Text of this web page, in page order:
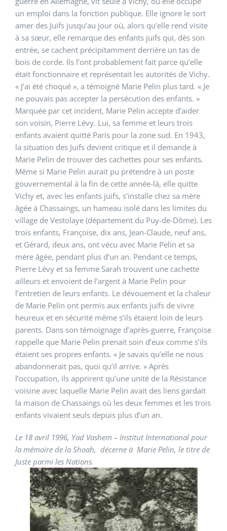
un emploi dans la fonction publique. Elle ignore le sort
amer des Juifs jusqu’au jour où, alors qu’elle rend visite
à sa sœur, elle remarque des enfants juifs qui, dès son
entrée, se cachent précipitamment derrière un tas de
bois de corde. Ils l’ont probablement fait parce qu’elle
était fonctionnaire et représentait les autorités de Vichy.
« J’ai été choqué », a témoigné Marie Pelin plus tard. « Je
ne pouvais pas accepter la persécution des enfants. »
Marquée par cet incident, Marie Pelin accepte d’aider
son voisin, Pierre Lévy. Lui, sa femme et leurs trois
enfants avaient quitté Paris pour la zone sud. En 1943,
la situation des Juifs devient critique et il demande à
Marie Pelin de trouver des cachettes pour ses enfants.
Même si Marie Pelin aurait pu prétendre à un poste
gouvernemental à la fin de cette année-là, elle quitte
Vichy et, avec les enfants juifs, s’installe chez sa mère
âgée à Chassaings, un hameau isolé dans les limites du
village de Vestolaye (département du Puy-de-Dôme). Les
trois enfants, Françoise, dix ans, Jean-Claude, neuf ans,
et Gérard, deux ans, ont vécu avec Marie Pelin et sa
mère âgée, pendant plus d’un an. Pendant ce temps,
Pierre Lévy et sa femme Sarah trouvent une cachette
ailleurs et envoient de l’argent à Marie Pelin pour
l’entretien de leurs enfants. Le dévouement et la chaleur
de Marie Pelin ont permis aux enfants juifs de vivre
heureux et en sécurité même s’ils étaient loin de leurs
parents. Dans son témoignage d’après-guerre, Françoise
rappelle que Marie Pelin prenait soin d’eux comme s’ils
étaient ses propres enfants. « Je savais qu’elle ne nous
abandonnerait pas, quoi qu’il arrive. » Après
l’occupation, ils apprirent qu’une unité de la Résistance
voisine avec laquelle Marie Pelin avait des liens gardait
la maison de Chassaings où les deux femmes et les trois
enfants vivaient seuls depuis plus d’un an.
Le 18 avril 1996, Yad Vashem – Institut International pour
la mémoire de la Shoah, décerne à Marie Pelin, le titre de
Juste parmi les Nations.